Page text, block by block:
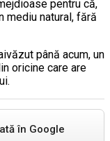
pentru că,
mediu natural, fără
până acum, un
oricine care are
în Google